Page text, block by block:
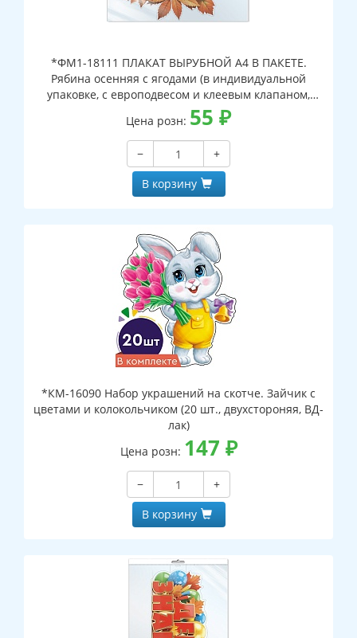
*ФМ1-18111 ПЛАКАТ ВЫРУБНОЙ А4 В ПАКЕТЕ.
Рябина осенняя с ягодами (в индивидуальной
упаковке, с европодвесом и клеевым клапаном,
двухсторонний, ВД-лак)
Цена розн: 55 ₽
−
+
В корзину
*КМ-16090 Набор украшений на скотче. Зайчик с
цветами и колокольчиком (20 шт., двухстороняя, ВД-
лак)
Цена розн: 147 ₽
−
+
В корзину